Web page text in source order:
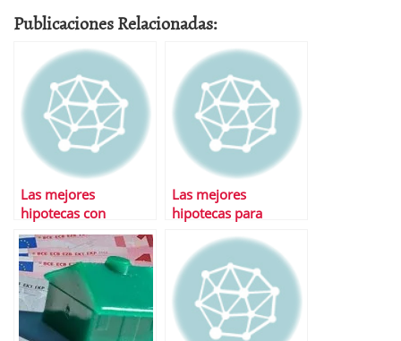
Publicaciones Relacionadas:
Las mejores
hipotecas con
carencia
Las mejores
hipotecas para